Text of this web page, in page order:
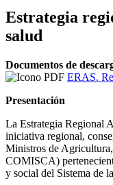
Estrategia
salud
Documentos de
ERAS.
Presentación
La Estrategia Regional
iniciativa regional,
Ministros de
COMISCA)
y social del Sistema de